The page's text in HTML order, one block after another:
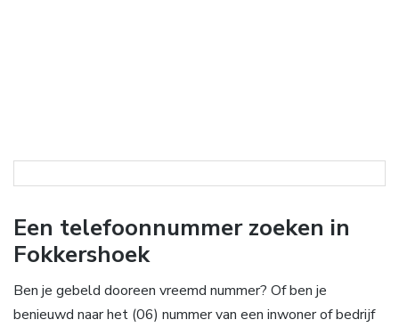
Een telefoonnummer zoeken in
Fokkershoek
Ben je gebeld dooreen vreemd nummer? Of ben je
benieuwd naar het (06) nummer van een inwoner of bedrijf